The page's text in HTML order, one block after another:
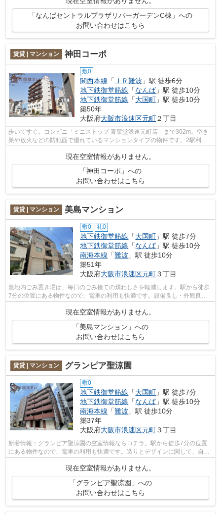
「なんばセントラルプラザリバーガーデンC棟」への
お問い合わせはこちら
賃貸 | マンション 神田コーポ
敷0
関西本線 「 ＪＲ難波 」駅 徒歩6分
地下鉄御堂筋線 「なんば」駅 徒歩10分
地下鉄御堂筋線 「大国町 」駅 徒歩10分
築50年
大阪府大阪市浪速区元町２丁目
歩いてすぐ。コンビニ「ミニストップ 青葉堂浪速元町店」まで302m。空き
巣や放火などの防犯面で優れているマンションタイプの物件です。2駅利用
できる場所にあり、乗車駅の使い分けが...
現在空室情報がありません。
「神田コーポ」への
お問い合わせはこちら
賃貸 | マンション 美島マンション
敷0 礼0
地下鉄御堂筋線 「大国町 」駅 徒歩7分
地下鉄御堂筋線 「なんば」駅 徒歩10分
南海本線 「難波 」駅 徒歩10分
築51年
大阪府大阪市浪速区元町３丁目
敷地内ごみ置き場は、毎日のごみ捨ての煩わしさを軽減します。駅から徒歩
7分の位置にある物件なので、電車の利用も快適です。設備良し・外観良し
現在空室情報がありません。
「美島マンション」への
お問い合わせはこちら
賃貸 | マンション グランピア聖涼園
敷0
地下鉄御堂筋線 「大国町 」駅 徒歩7分
地下鉄御堂筋線 「なんば」駅 徒歩10分
南海本線 「難波 」駅 徒歩10分
築37年
大阪府大阪市浪速区元町３丁目
新着情報：グランピア聖涼園の空室情報ならコチラ。駅から徒歩7分の位置
にある物件なので、電車の利用も快適です。造りとデザインに関して、自信
をもって情報を提供できるマンションで...
現在空室情報がありません。
「グランピア聖涼園」への
お問い合わせはこちら